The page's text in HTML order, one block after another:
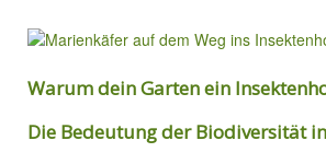
Warum dein Garten ein
Die Bedeutung der Biodiversität